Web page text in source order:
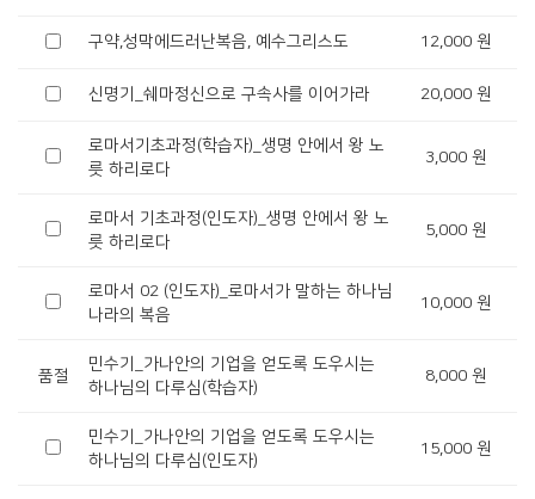
구약,성막에드러난복음, 예수그리스도 12,000 원
신명기_쉐마정신으로 구속사를 이어가라 20,000 원
로마서기초과정(학습자)_생명 안에서 왕 노
릇 하리로다
3,000 원
로마서 기초과정(인도자)_생명 안에서 왕 노
릇 하리로다
5,000 원
로마서 02 (인도자)_로마서가 말하는 하나님
나라의 복음
10,000 원
품절
민수기_가나안의 기업을 얻도록 도우시는
하나님의 다루심(학습자)
8,000 원
민수기_가나안의 기업을 얻도록 도우시는
하나님의 다루심(인도자)
15,000 원